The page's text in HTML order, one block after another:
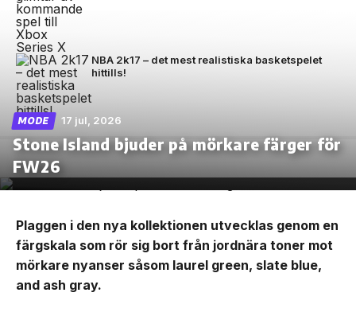
NBA 2k17 – det mest realistiska basketspelet
hittills!
MODE 17 jul, 2026
Stone Island bjuder på mörkare färger för
FW26
Plaggen i den nya kollektionen utvecklas genom en
färgskala som rör sig bort från jordnära toner mot
mörkare nyanser såsom laurel green, slate blue,
and ash gray.